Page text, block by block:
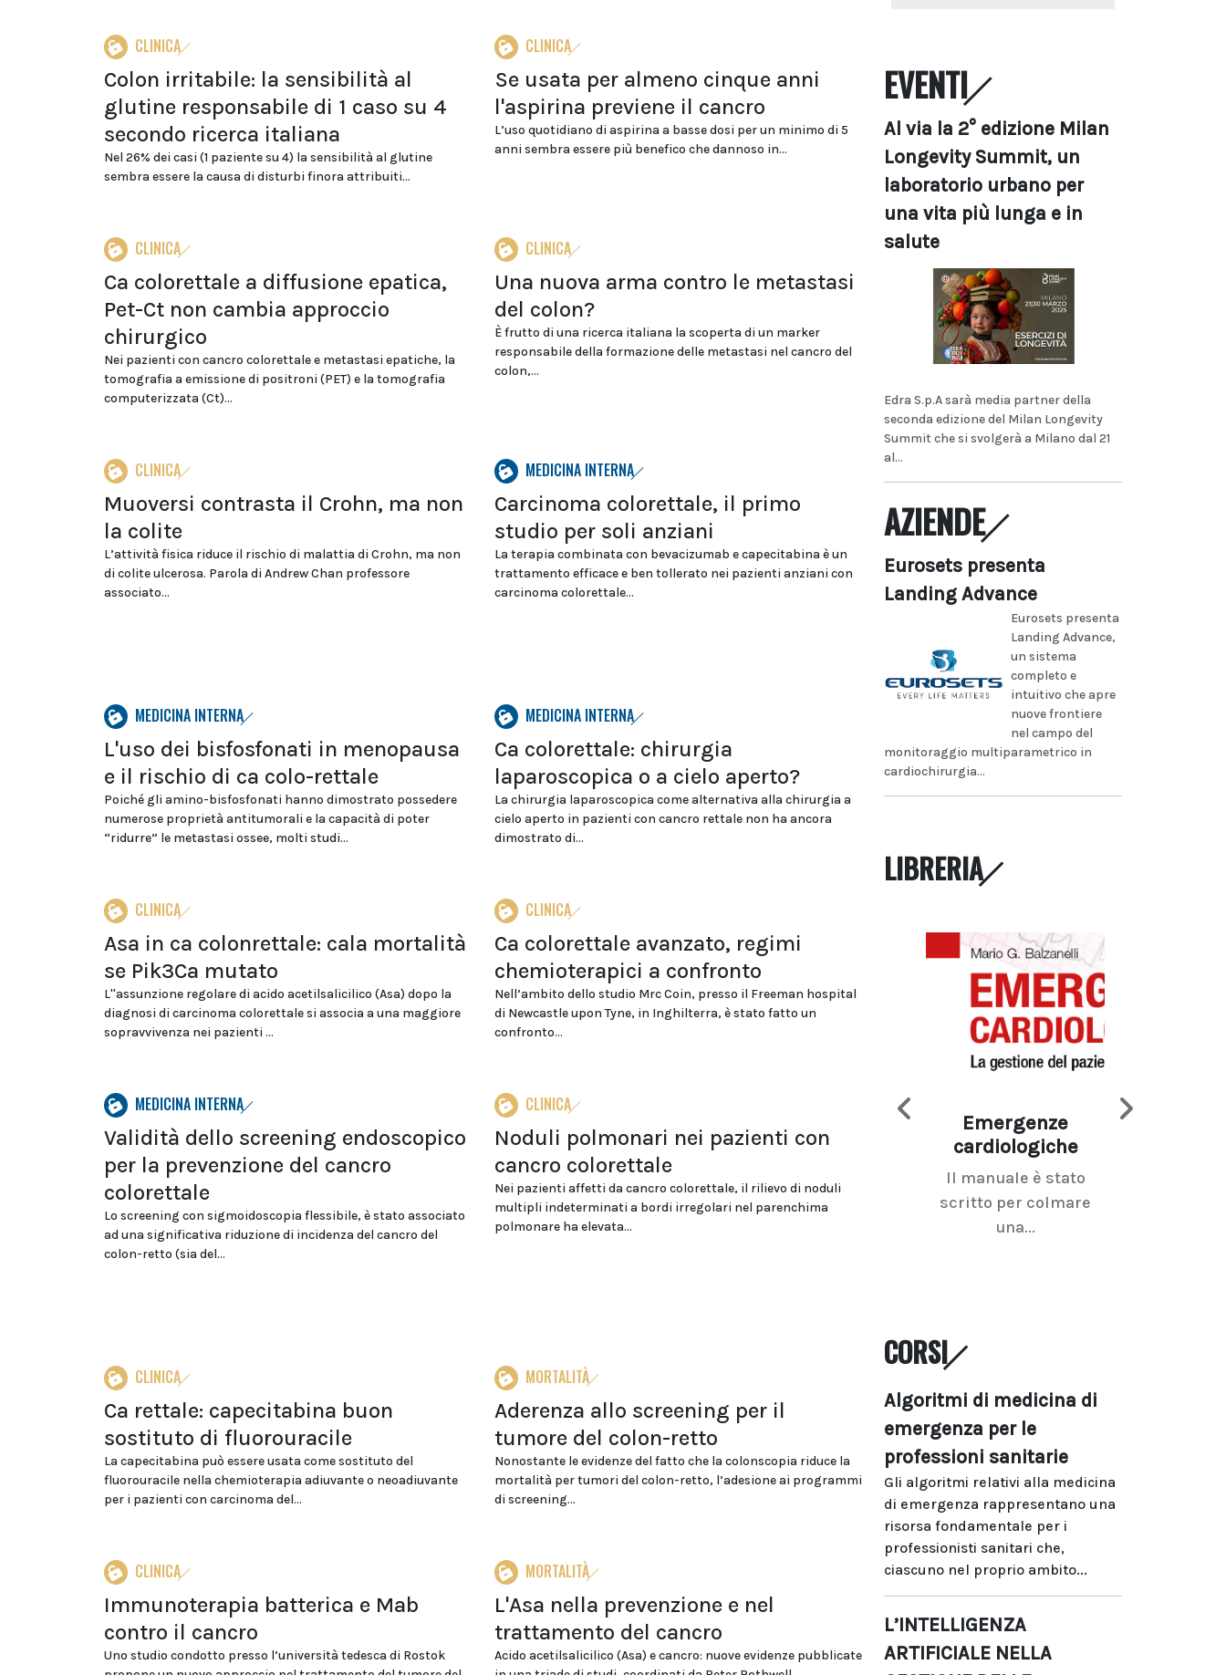
CLINICA
Colon irritabile: la sensibilità al
glutine responsabile di 1 caso su 4
secondo ricerca italiana
Nel 26% dei casi (1 paziente su 4) la sensibilità al glutine
sembra essere la causa di disturbi finora attribuiti...
CLINICA
Se usata per almeno cinque anni
l'aspirina previene il cancro
L’uso quotidiano di aspirina a basse dosi per un minimo di 5
anni sembra essere più benefico che dannoso in...
CLINICA
Ca colorettale a diffusione epatica,
Pet-Ct non cambia approccio
chirurgico
Nei pazienti con cancro colorettale e metastasi epatiche, la
tomografia a emissione di positroni (PET) e la tomografia
computerizzata (Ct)...
CLINICA
Una nuova arma contro le metastasi
del colon?
È frutto di una ricerca italiana la scoperta di un marker
responsabile della formazione delle metastasi nel cancro del
colon,...
CLINICA
Muoversi contrasta il Crohn, ma non
la colite
L’attività fisica riduce il rischio di malattia di Crohn, ma non
di colite ulcerosa. Parola di Andrew Chan professore
associato...
MEDICINA INTERNA
Carcinoma colorettale, il primo
studio per soli anziani
La terapia combinata con bevacizumab e capecitabina è un
trattamento efficace e ben tollerato nei pazienti anziani con
carcinoma colorettale...
MEDICINA INTERNA
L'uso dei bisfosfonati in menopausa
e il rischio di ca colo-rettale
Poiché gli amino-bisfosfonati hanno dimostrato possedere
numerose proprietà antitumorali e la capacità di poter
“ridurre” le metastasi ossee, molti studi...
MEDICINA INTERNA
Ca colorettale: chirurgia
laparoscopica o a cielo aperto?
La chirurgia laparoscopica come alternativa alla chirurgia a
cielo aperto in pazienti con cancro rettale non ha ancora
dimostrato di...
CLINICA
Asa in ca colonrettale: cala mortalità
se Pik3Ca mutato
L''assunzione regolare di acido acetilsalicilico (Asa) dopo la
diagnosi di carcinoma colorettale si associa a una maggiore
sopravvivenza nei pazienti ...
CLINICA
Ca colorettale avanzato, regimi
chemioterapici a confronto
Nell’ambito dello studio Mrc Coin, presso il Freeman hospital
di Newcastle upon Tyne, in Inghilterra, è stato fatto un
confronto...
MEDICINA INTERNA
Validità dello screening endoscopico
per la prevenzione del cancro
colorettale
Lo screening con sigmoidoscopia flessibile, è stato associato
ad una significativa riduzione di incidenza del cancro del
colon-retto (sia del...
CLINICA
Noduli polmonari nei pazienti con
cancro colorettale
Nei pazienti affetti da cancro colorettale, il rilievo di noduli
multipli indeterminati a bordi irregolari nel parenchima
polmonare ha elevata...
CLINICA
Ca rettale: capecitabina buon
sostituto di fluorouracile
La capecitabina può essere usata come sostituto del
fluorouracile nella chemioterapia adiuvante o neoadiuvante
per i pazienti con carcinoma del...
MORTALITÀ
Aderenza allo screening per il
tumore del colon-retto
Nonostante le evidenze del fatto che la colonscopia riduce la
mortalità per tumori del colon-retto, l’adesione ai programmi
di screening...
CLINICA
Immunoterapia batterica e Mab
contro il cancro
Uno studio condotto presso l’università tedesca di Rostok
MORTALITÀ
L'Asa nella prevenzione e nel
trattamento del cancro
Acido acetilsalicilico (Asa) e cancro: nuove evidenze pubblicate
EVENTI
Al via la 2° edizione Milan
Longevity Summit, un
laboratorio urbano per
una vita più lunga e in
salute
Edra S.p.A sarà media partner della
seconda edizione del Milan Longevity
Summit che si svolgerà a Milano dal 21
al...
AZIENDE
Eurosets presenta
Landing Advance
Eurosets presenta
Landing Advance,
un sistema
completo e
intuitivo che apre
nuove frontiere
nel campo del
monitoraggio multiparametrico in
cardiochirurgia...
LIBRERIA
Emergenze
cardiologiche
Il manuale è stato
scritto per colmare
una...
CORSI
Algoritmi di medicina di
emergenza per le
professioni sanitarie
Gli algoritmi relativi alla medicina
di emergenza rappresentano una
risorsa fondamentale per i
professionisti sanitari che,
ciascuno nel proprio ambito...
L’INTELLIGENZA
ARTIFICIALE NELLA